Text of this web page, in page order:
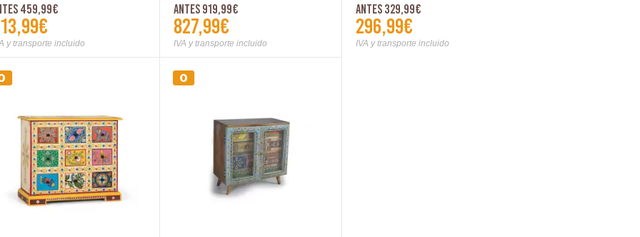
459,99€
y transporte incluido
Antes 919,99€
827,99€
IVA y transporte incluido
Antes 329,99€
296,99€
IVA y transporte incluido